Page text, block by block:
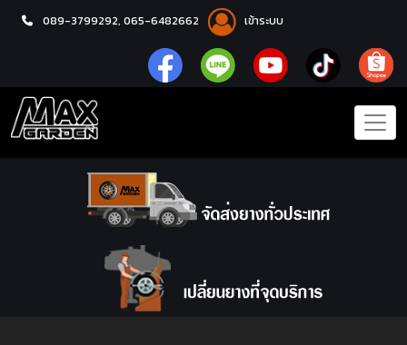
089-3799292, 065-6482662 เข้าระบบ
หน้าแรก